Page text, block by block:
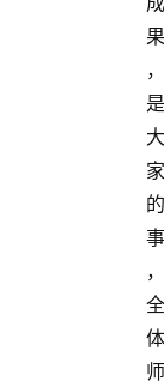
果
，
是
大
家
的
事
，
全
体
师